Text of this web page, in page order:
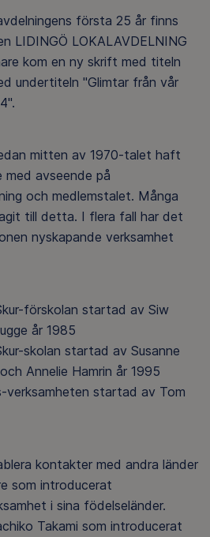
första 25 år finns
LIDINGÖ LOKALAVDELNING
kom en ny skrift med titeln
undertiteln "Glimtar från vår
mitten av 1970-talet haft
avseende på
och medlemstalet. Många
till detta. I flera fall har det
nyskapande verksamhet
förskolan startad av Siw
år 1985
skolan startad av Susanne
Annelie Hamrin år 1995
verksamheten startad av Tom
kontakter med andra länder
som introducerat
i sina födelseländer.
Takami som introducerat